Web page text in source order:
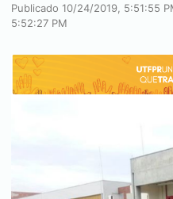
Publicado 10/24/2019, 5:51:55
5:52:27 PM